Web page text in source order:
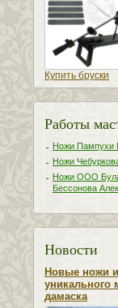
Купить бруски
Работы
Ножи Пампухи
Ножи
Ножи ООО
Бессонова
Новости
Новые ножи
уникального
дамаска